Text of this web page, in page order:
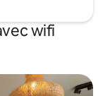
wifi